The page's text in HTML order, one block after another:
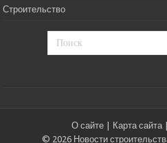
Строительство
О сайте | Карта сайта |
© 2026 Новости